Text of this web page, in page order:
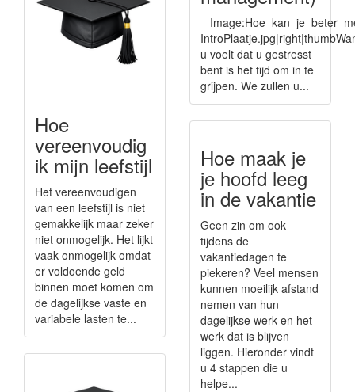
Hoe
vereenvoudig
ik mijn leefstijl
Het vereenvoudigen
van een leefstijl is niet
gemakkelijk maar zeker
niet onmogelijk. Het lijkt
vaak onmogelijk omdat
er voldoende geld
binnen moet komen om
de dagelijkse vaste en
variabele lasten te...
u voelt dat u gestresst
bent is het tijd om in te
grijpen. We zullen u...
Hoe maak je
je hoofd leeg
in de vakantie
Geen zin om ook
tijdens de
vakantiedagen te
piekeren? Veel mensen
kunnen moeilijk afstand
nemen van hun
dagelijkse werk en het
werk dat is blijven
liggen. Hieronder vindt
u 4 stappen die u
helpe...